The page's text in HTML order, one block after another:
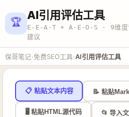
🏆
AI引用评估工具
E-E-A-T + A-E-O-S · 9维度
建议
保哥笔记›免费SEO工具›AI引用评估工具
📋 粘贴文本内容 📝 粘贴
🖥️ 粘贴HTML源代码 📂 导入